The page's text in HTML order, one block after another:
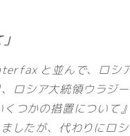
と並んで、ロシ
ロシア大統領ウラジ
つかの措置について
したが、代わりにロ